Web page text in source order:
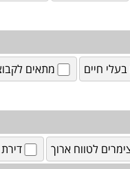
חיים מתאים
לטווח ארוך